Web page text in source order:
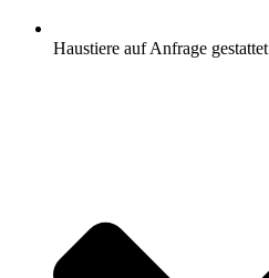
Haustiere auf Anfrage gestattet